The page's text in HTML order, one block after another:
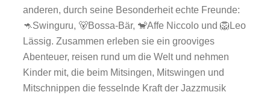
anderen, durch seine Besonderheit echte Freunde:
🦘Swinguru, 🐻Bossa-Bär, 🐒Affe Niccolo und 🦁Leo
Lässig. Zusammen erleben sie ein grooviges
Abenteuer, reisen rund um die Welt und nehmen
Kinder mit, die beim Mitsingen, Mitswingen und
Mitschnippen die fesselnde Kraft der Jazzmusik